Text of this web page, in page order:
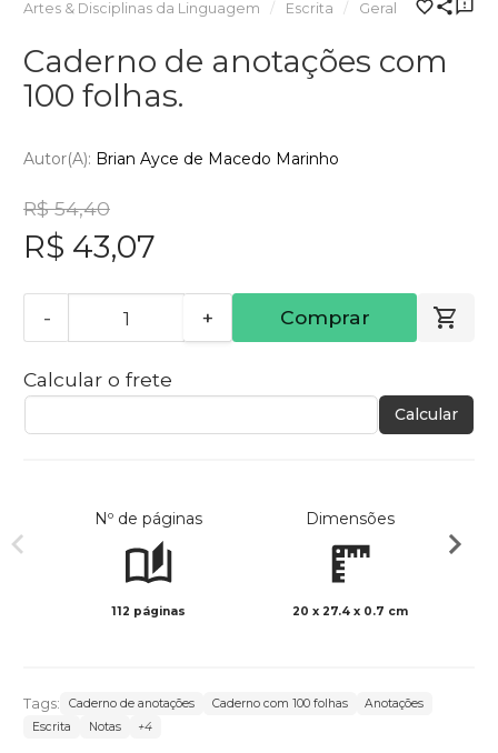
Artes & Disciplinas da Linguagem Escrita Geral
Caderno de anotações com
100 folhas.
Autor(a): Brian Ayce de Macedo Marinho
R$ 54,40
R$ 43,07
- + Comprar
Calcular o frete
Calcular
Nº de páginas
112 páginas
Dimensões
20 x 27.4 x 0.7 cm
Tags: Caderno de anotações Caderno com 100 folhas
Anotações
Escrita
Notas +4